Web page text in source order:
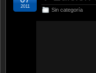
Sin categoría
2011